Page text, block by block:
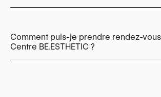
Microneedling
Comment puis-je prendre rendez-
Centre BE.ESTHETIC ?